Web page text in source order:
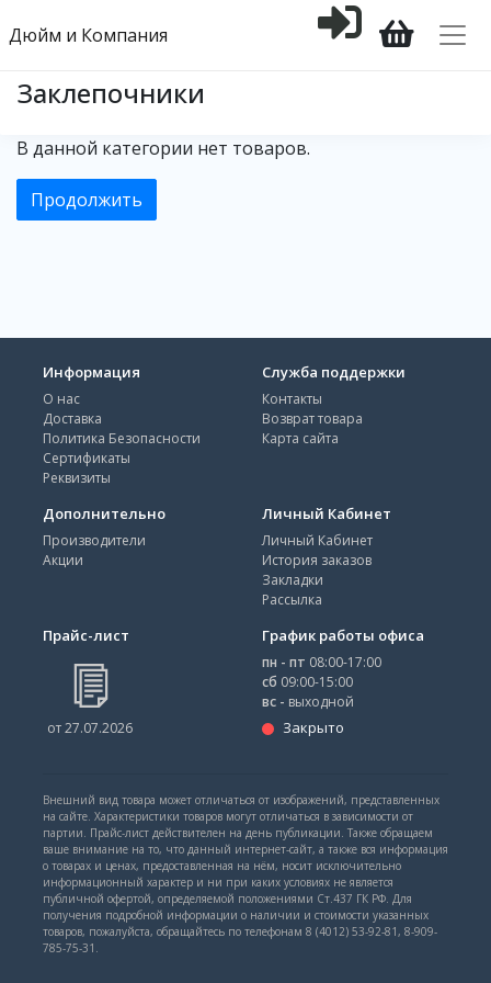
Дюйм и Компания
Заклепочники
В данной категории нет товаров.
Продолжить
Информация
О нас
Доставка
Политика Безопасности
Сертификаты
Реквизиты
Служба поддержки
Контакты
Возврат товара
Карта сайта
Дополнительно
Производители
Акции
Личный Кабинет
Личный Кабинет
История заказов
Закладки
Рассылка
Прайс-лист
от 27.07.2026
График работы офиса
пн - пт 08:00-17:00
сб 09:00-15:00
вс - выходной
Закрыто
Внешний вид товара может отличаться от изображений, представленных
на сайте. Характеристики товаров могут отличаться в зависимости от
партии. Прайс-лист действителен на день публикации. Также обращаем
ваше внимание на то, что данный интернет-сайт, а также вся информация
о товарах и ценах, предоставленная на нём, носит исключительно
информационный характер и ни при каких условиях не является
публичной офертой, определяемой положениями Ст.437 ГК РФ. Для
получения подробной информации о наличии и стоимости указанных
товаров, пожалуйста, обращайтесь по телефонам 8 (4012) 53-92-81, 8-909-
785-75-31.